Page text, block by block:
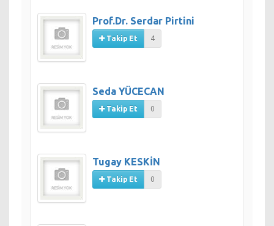
Prof.Dr. Serdar Pirtini
Takip Et 4
Seda YÜCECAN
Takip Et 0
Tugay KESKİN
Takip Et 0